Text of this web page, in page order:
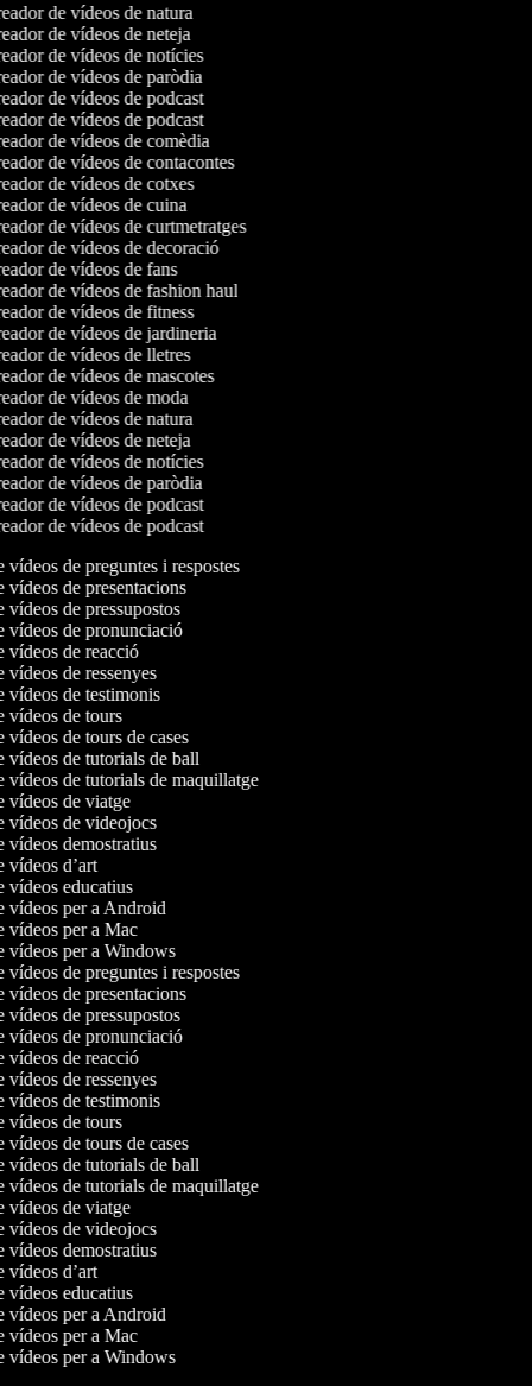
de vídeos de natura
de vídeos de neteja
de vídeos de notícies
de vídeos de paròdia
de vídeos de podcast
de vídeos de podcast
de vídeos de comèdia
de vídeos de contacontes
de vídeos de cotxes
de vídeos de cuina
de vídeos de curtmetratges
de vídeos de decoració
de vídeos de fans
de vídeos de fashion haul
de vídeos de fitness
de vídeos de jardineria
de vídeos de lletres
de vídeos de mascotes
de vídeos de moda
de vídeos de natura
de vídeos de neteja
de vídeos de notícies
de vídeos de paròdia
de vídeos de podcast
de vídeos de podcast
vídeos de preguntes i respostes
vídeos de presentacions
vídeos de pressupostos
vídeos de pronunciació
vídeos de reacció
vídeos de ressenyes
vídeos de testimonis
vídeos de tours
vídeos de tours de cases
vídeos de tutorials de ball
vídeos de tutorials de maquillatge
vídeos de viatge
vídeos de videojocs
vídeos demostratius
vídeos d’art
vídeos educatius
vídeos per a Android
vídeos per a Mac
vídeos per a Windows
vídeos de preguntes i respostes
vídeos de presentacions
vídeos de pressupostos
vídeos de pronunciació
vídeos de reacció
vídeos de ressenyes
vídeos de testimonis
vídeos de tours
vídeos de tours de cases
vídeos de tutorials de ball
vídeos de tutorials de maquillatge
vídeos de viatge
vídeos de videojocs
vídeos demostratius
vídeos d’art
vídeos educatius
vídeos per a Android
vídeos per a Mac
vídeos per a Windows